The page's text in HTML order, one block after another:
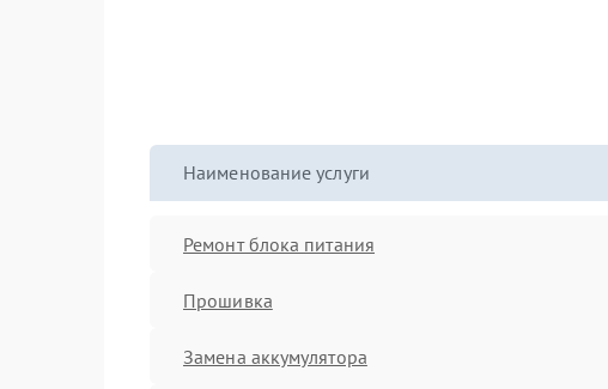
Наименование услуги
Ремонт блока питания
Прошивка
Замена аккумулятора